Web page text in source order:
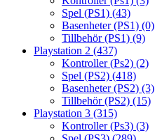
Spel (PS1) (43)
Basenheter (PS1) (0)
Tillbehör (PS1) (9)
Playstation 2 (437)
Kontroller (Ps2) (2)
Spel (PS2) (418)
Basenheter (PS2) (3)
Tillbehör (PS2) (15)
Playstation 3 (315)
Kontroller (Ps3) (3)